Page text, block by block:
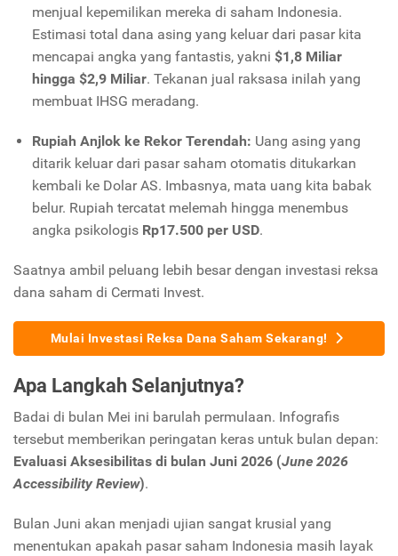
menjual kepemilikan mereka di saham Indonesia.
Estimasi total dana asing yang keluar dari pasar kita
mencapai angka yang fantastis, yakni $1,8 Miliar
hingga $2,9 Miliar. Tekanan jual raksasa inilah yang
membuat IHSG meradang.
Rupiah Anjlok ke Rekor Terendah: Uang asing yang
ditarik keluar dari pasar saham otomatis ditukarkan
kembali ke Dolar AS. Imbasnya, mata uang kita babak
belur. Rupiah tercatat melemah hingga menembus
angka psikologis Rp17.500 per USD.
Saatnya ambil peluang lebih besar dengan investasi reksa
dana saham di Cermati Invest.
Mulai Investasi Reksa Dana Saham Sekarang!
Apa Langkah Selanjutnya?
Badai di bulan Mei ini barulah permulaan. Infografis
tersebut memberikan peringatan keras untuk bulan depan:
Evaluasi Aksesibilitas di bulan Juni 2026 (June 2026
Accessibility Review).
Bulan Juni akan menjadi ujian sangat krusial yang
menentukan apakah pasar saham Indonesia masih layak